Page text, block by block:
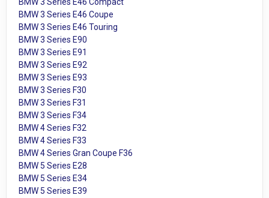
BMW 3 Series E46 Compact
BMW 3 Series E46 Coupe
BMW 3 Series E46 Touring
BMW 3 Series E90
BMW 3 Series E91
BMW 3 Series E92
BMW 3 Series E93
BMW 3 Series F30
BMW 3 Series F31
BMW 3 Series F34
BMW 4 Series F32
BMW 4 Series F33
BMW 4 Series Gran Coupe F36
BMW 5 Series E28
BMW 5 Series E34
BMW 5 Series E39